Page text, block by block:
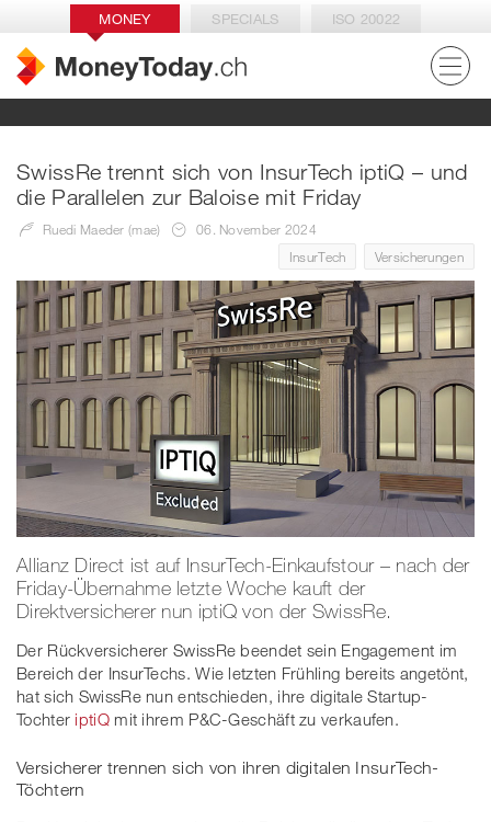
MONEY SPECIALS ISO 20022
SwissRe trennt sich von InsurTech iptiQ – und
die Parallelen zur Baloise mit Friday
Ruedi Maeder (mae)
06. November 2024
InsurTech
Versicherungen
Allianz Direct ist auf InsurTech-Einkaufstour – nach der
Friday-Übernahme letzte Woche kauft der
Direktversicherer nun iptiQ von der SwissRe.
Der Rückversicherer SwissRe beendet sein Engagement im
Bereich der InsurTechs. Wie letzten Frühling bereits angetönt,
hat sich SwissRe nun entschieden, ihre digitale Startup-
Tochter iptiQmit ihrem P&C-Geschäft zu verkaufen.
Versicherer trennen sich von ihren digitalen InsurTech-
Töchtern